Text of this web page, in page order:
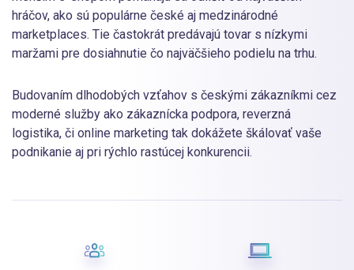
hráčov, ako sú populárne české aj medzinárodné
marketplaces. Tie častokrát predávajú tovar s nízkymi
maržami pre dosiahnutie čo najväčšieho podielu na trhu.
Budovaním dlhodobých vzťahov s českými zákazníkmi cez
moderné služby ako zákaznícka podpora, reverzná
logistika, či online marketing tak dokážete škálovať vaše
podnikanie aj pri rýchlo rastúcej konkurencii.